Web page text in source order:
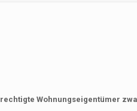
Wohnungseigentümer